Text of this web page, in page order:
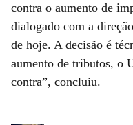
contra o aumento de
dialogado com a
de hoje. A decisão é
aumento de tributos, o
contra”, concluiu.